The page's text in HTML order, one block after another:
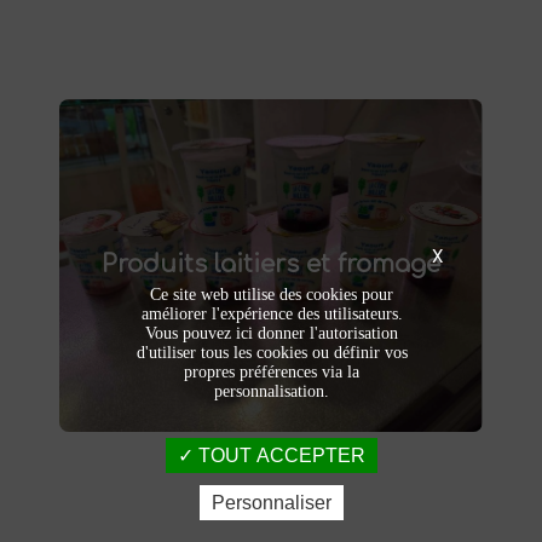
Produits laitiers et fromage
Produits laitiers et fromage
produits laitiers et fromages à
Saint-Saulve
. Yaourts crémeux, fromages
affinés et autres délices laitiers vous
attendent dans notre ferme. Livraison et
vente directe à la ferme pour une fraîcheur
garantie.
X
Ce site web utilise des cookies pour
améliorer l'expérience des utilisateurs.
Vous pouvez ici donner l'autorisation
d'utiliser tous les cookies ou définir vos
propres préférences via la
personnalisation.
TOUT ACCEPTER
Personnaliser